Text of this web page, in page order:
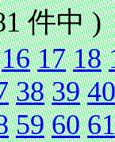
件
16 17 18
38 39 40
59 60 61